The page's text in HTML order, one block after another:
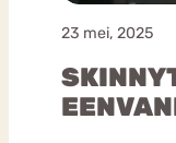
23 mei, 2025